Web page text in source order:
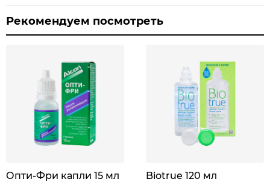
Рекомендуем посмотреть
Опти-Фри капли 15 мл
Biotrue 120 мл